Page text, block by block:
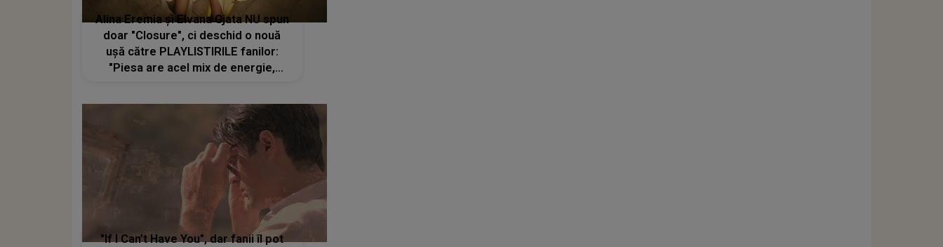
Alina Eremia și Elvana Gjata NU spun
doar "Closure", ci deschid o nouă
ușă către PLAYLISTIRILE fanilor:
"Piesa are acel mix de energie,
minte din prima."
"If I Can’t Have You", dar fanii îl pot